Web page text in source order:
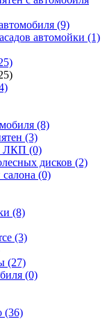
(9)
автомойки (1)
(8)
(3)
ЛКП (0)
дисков (2)
(0)
(8)
(3)
(27)
(0)
(36)